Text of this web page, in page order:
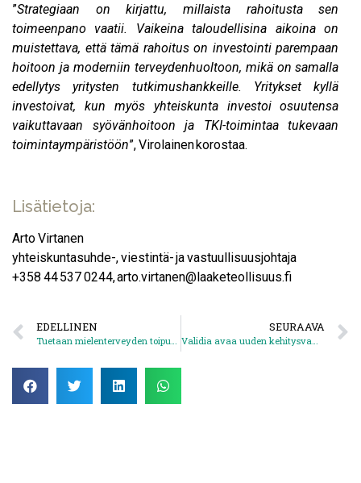
”Strategiaan on kirjattu, millaista rahoitusta sen
toimeenpano vaatii. Vaikeina taloudellisina aikoina on
muistettava, että tämä rahoitus on investointi parempaan
hoitoon ja moderniin terveydenhuoltoon, mikä on samalla
edellytys yritysten tutkimushankkeille. Yritykset kyllä
investoivat, kun myös yhteiskunta investoi osuutensa
vaikuttavaan syövänhoitoon ja TKI-toimintaa tukevaan
toimintaympäristöön”, Virolainen korostaa.
Lisätietoja:
Arto Virtanen
yhteiskuntasuhde-, viestintä- ja vastuullisuusjohtaja
+358 44 537 0244, arto.virtanen@laaketeollisuus.fi
EDELLINEN SEURAAVA